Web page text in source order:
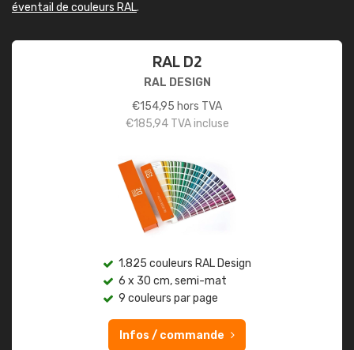
éventail de couleurs RAL.
RAL D2
RAL DESIGN
€154,95 hors TVA
€185,94TVA incluse
1.825 couleurs RAL Design
6 x 30 cm, semi-mat
9 couleurs par page
Infos / commande